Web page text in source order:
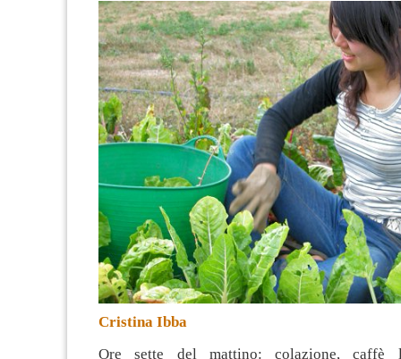
Cristina Ibba
Ore sette del mattino: colazione, caffè